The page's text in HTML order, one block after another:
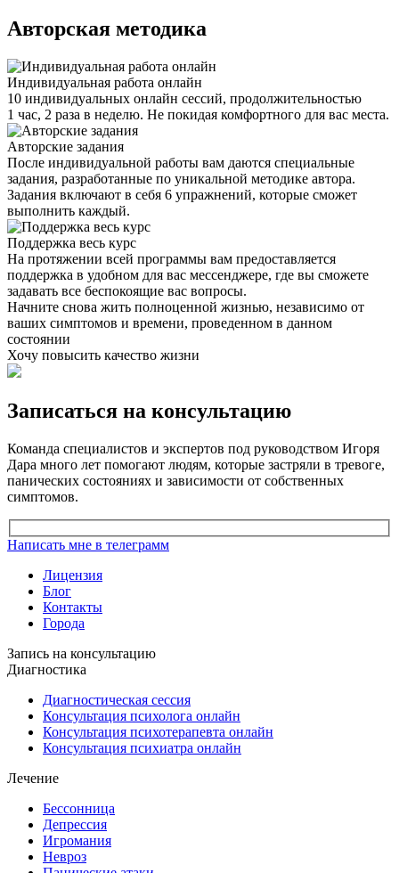
Авторская методика
Индивидуальная работа онлайн
10 индивидуальных онлайн сессий, продолжительностью
1 час, 2 раза в неделю. Не покидая комфортного для вас места.
Авторские задания
После индивидуальной работы вам даются специальные
задания, разработанные по уникальной методике автора.
Задания включают в себя 6 упражнений, которые сможет
выполнить каждый.
Поддержка весь курс
На протяжении всей программы вам предоставляется
поддержка в удобном для вас мессенджере, где вы сможете
задавать все беспокоящие вас вопросы.
Начните снова жить полноценной жизнью, независимо от
ваших симптомов и времени, проведенном в данном
состоянии
Хочу повысить качество жизни
Записаться на консультацию
Команда специалистов и экспертов под руководством Игоря
Дара много лет помогают людям, которые застряли в тревоге,
панических состояниях и зависимости от собственных
симптомов.
Написать мне в телеграмм
Лицензия
Блог
Контакты
Города
Запись на консультацию
Диагностика
Диагностическая сессия
Консультация психолога онлайн
Консультация психотерапевта онлайн
Консультация психиатра онлайн
Лечение
Бессонница
Депрессия
Игромания
Невроз